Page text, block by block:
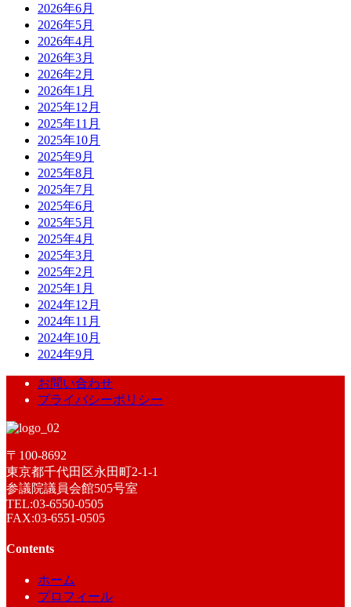
2026年6月
2026年5月
2026年4月
2026年3月
2026年2月
2026年1月
2025年12月
2025年11月
2025年10月
2025年9月
2025年8月
2025年7月
2025年6月
2025年5月
2025年4月
2025年3月
2025年2月
2025年1月
2024年12月
2024年11月
2024年10月
2024年9月
お問い合わせ
プライバシーポリシー
〒100-8692
東京都千代田区永田町2-1-1
参議院議員会館505号室
TEL:03-6550-0505
FAX:03-6551-0505
Contents
ホーム
プロフィール